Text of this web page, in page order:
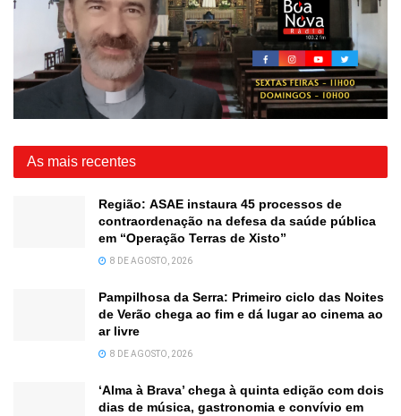
As mais recentes
Região: ASAE instaura 45 processos de
contraordenação na defesa da saúde pública
em “Operação Terras de Xisto”
8 DE AGOSTO, 2026
Pampilhosa da Serra: Primeiro ciclo das Noites
de Verão chega ao fim e dá lugar ao cinema ao
ar livre
8 DE AGOSTO, 2026
‘Alma à Brava’ chega à quinta edição com dois
dias de música, gastronomia e convívio em